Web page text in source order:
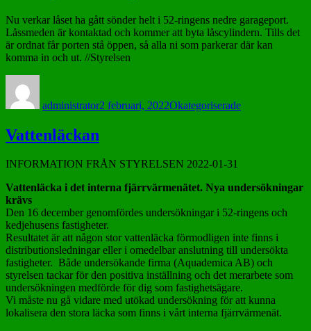
Nu verkar låset ha gått sönder helt i 52-ringens nedre garageport.
Låssmeden är kontaktad och kommer att byta låscylindern. Tills det
är ordnat får porten stå öppen, så alla ni som parkerar där kan
komma in och ut. //Styrelsen
administrator2 februari, 2022Okategoriserade
Vattenläckan
INFORMATION FRÅN STYRELSEN 2022-01-31
Vattenläcka i det interna fjärrvärmenätet. Nya undersökningar
krävs
Den 16 december genomfördes undersökningar i 52-ringens och
kedjehusens fastigheter.
Resultatet är att någon stor vattenläcka förmodligen inte finns i
distributionsledningar eller i omedelbar anslutning till undersökta
fastigheter. Både undersökande firma (Aquademica AB) och
styrelsen tackar för den positiva inställning och det merarbete som
undersökningen medförde för dig som fastighetsägare.
Vi måste nu gå vidare med utökad undersökning för att kunna
lokalisera den stora läcka som finns i vårt interna fjärrvärmenät.